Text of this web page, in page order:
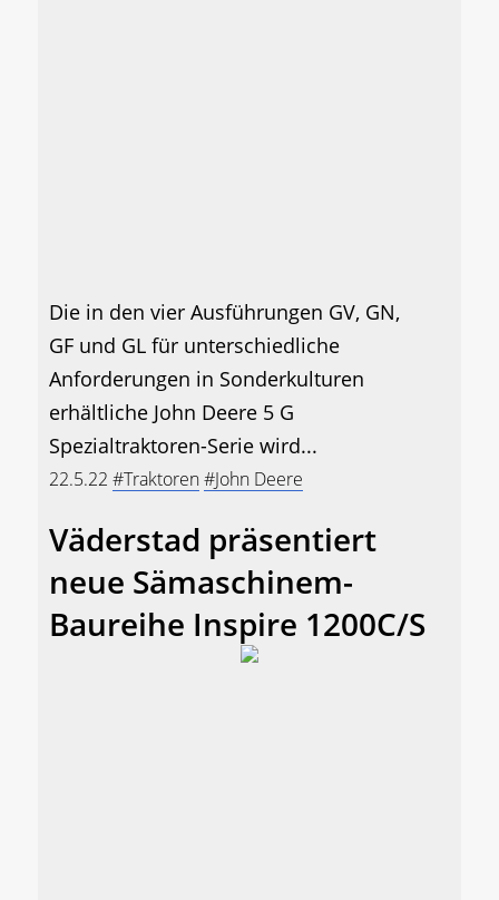
Die in den vier Ausführungen GV, GN,
GF und GL für unterschiedliche
Anforderungen in Sonderkulturen
erhältliche John Deere 5 G
Spezialtraktoren-Serie wird...
22.5.22 #Traktoren#John Deere
Väderstad präsentiert
neue Sämaschinem-
Baureihe Inspire 1200C/S